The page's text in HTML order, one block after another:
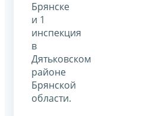
Брянске
и 1
инспекция
в
Дятьковском
районе
Брянской
области.